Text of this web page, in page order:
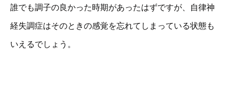
誰でも調子の良かった時期があったはずですが、自律神
経失調症はそのときの感覚を忘れてしまっている状態も
いえるでしょう。